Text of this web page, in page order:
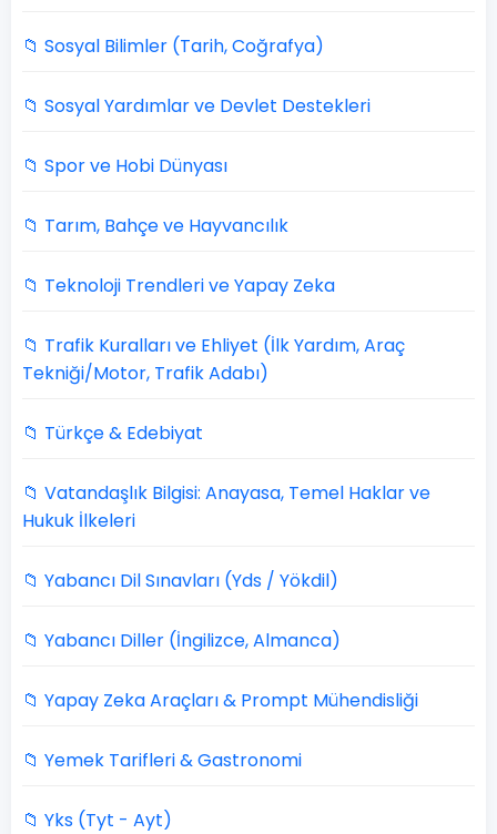
📁 Sosyal Bilimler (Tarih, Coğrafya)
📁 Sosyal Yardımlar ve Devlet Destekleri
📁 Spor ve Hobi Dünyası
📁 Tarım, Bahçe ve Hayvancılık
📁 Teknoloji Trendleri ve Yapay Zeka
📁 Trafik Kuralları ve Ehliyet (İlk Yardım, Araç
Tekniği/Motor, Trafik Adabı)
📁 Türkçe & Edebiyat
📁 Vatandaşlık Bilgisi: Anayasa, Temel Haklar ve
Hukuk İlkeleri
📁 Yabancı Dil Sınavları (Yds / Yökdil)
📁 Yabancı Diller (İngilizce, Almanca)
📁 Yapay Zeka Araçları & Prompt Mühendisliği
📁 Yemek Tarifleri & Gastronomi
📁 Yks (Tyt - Ayt)